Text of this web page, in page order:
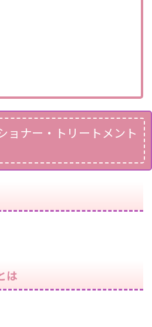
ョナー・トリートメント
は